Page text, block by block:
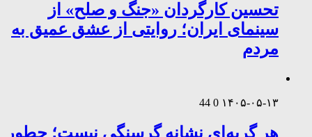
تحسین کارگردان «جنگ و صلح» از
سینمای ایران؛ روایتی از عشق عمیق به
مردم
۱۴۰۵-۰۵-۱۳ 0
44
هر گریه‌ای نشانه گرسنگی نیست؛ چطور